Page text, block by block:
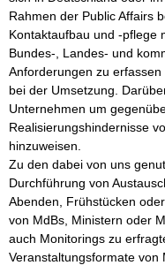
Rahmen der Public Affairs
Kontaktaufbau und -pflege
Bundes-, Landes- und
Anforderungen zu
bei der Umsetzung.
Unternehmen um
Realisierungshindernisse
hinzuweisen.
Zu den dabei von uns
Durchführung von
Abenden, Frühstücken
von MdBs, Ministern oder
auch Monitorings zu
Veranstaltungsformate von